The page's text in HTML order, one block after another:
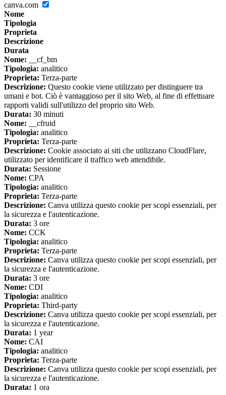
canva.com
Nome
Tipologia
Proprieta
Descrizione
Durata
Nome: __cf_bm
Tipologia: analitico
Proprieta: Terza-parte
Descrizione: Questo cookie viene utilizzato per distinguere tra
umani e bot. Ciò è vantaggioso per il sito Web, al fine di effettuare
rapporti validi sull'utilizzo del proprio sito Web.
Durata: 30 minuti
Nome: __cfruid
Tipologia: analitico
Proprieta: Terza-parte
Descrizione: Cookie associato ai siti che utilizzano CloudFlare,
utilizzato per identificare il traffico web attendibile.
Durata: Sessione
Nome: CPA
Tipologia: analitico
Proprieta: Terza-parte
Descrizione: Canva utilizza questo cookie per scopi essenziali, per
la sicurezza e l'autenticazione.
Durata: 3 ore
Nome: CCK
Tipologia: analitico
Proprieta: Terza-parte
Descrizione: Canva utilizza questo cookie per scopi essenziali, per
la sicurezza e l'autenticazione.
Durata: 3 ore
Nome: CDI
Tipologia: analitico
Proprieta: Third-party
Descrizione: Canva utilizza questo cookie per scopi essenziali, per
la sicurezza e l'autenticazione.
Durata: 1 year
Nome: CAI
Tipologia: analitico
Proprieta: Terza-parte
Descrizione: Canva utilizza questo cookie per scopi essenziali, per
la sicurezza e l'autenticazione.
Durata: 1 ora